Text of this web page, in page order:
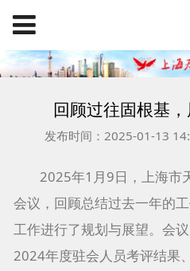
回顾过往固根基
发布时间：2025-01-13
2025年1月9日，上海市
会议，回顾总结过去一年的
工作进行了规划与展望。会
2024年度驻会人员考评结果